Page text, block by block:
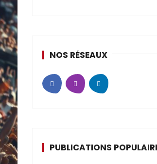
NOS RÉSEAUX
PUBLICATIONS